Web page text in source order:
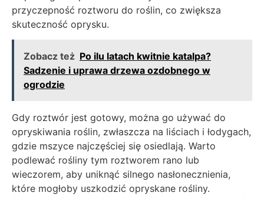
przyczepność roztworu do roślin, co zwiększa
skuteczność oprysku.
Zobacz też Po ilu latach kwitnie katalpa?
Sadzenie i uprawa drzewa ozdobnego w
ogrodzie
Gdy roztwór jest gotowy, można go używać do
opryskiwania roślin, zwłaszcza na liściach i łodygach,
gdzie mszyce najczęściej się osiedlają. Warto
podlewać rośliny tym roztworem rano lub
wieczorem, aby uniknąć silnego nasłonecznienia,
które mogłoby uszkodzić opryskane rośliny.